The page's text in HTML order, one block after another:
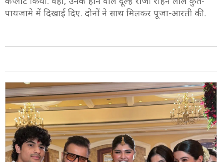
पायजामे में दिखाई दिए. दोनों ने साथ मिलकर पूजा-आरती की.